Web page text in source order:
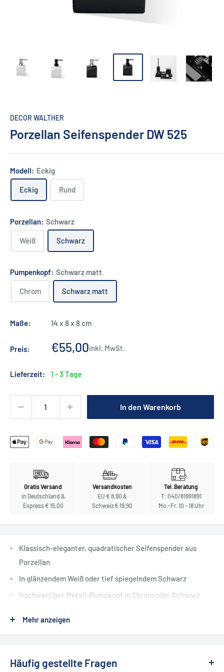
DECOR WALTHER
Porzellan Seifenspender DW 525
Modell: Eckig
Eckig Rund
Porzellan: Schwarz
Weiß Schwarz
Pumpenkopf: Schwarz matt
Chrom Schwarz matt
Maße: 14 x 8 x 8 cm
Preis: Sonderpreis
€55,00inkl. MwSt.
Lieferzeit: 1 - 3 Tage
In den Warenkorb
Gratis Versand
in Deutschland &
Express € 15,00
Versandkosten
EU € 8,90 &
Schweiz € 19,90
Tel. Beratung
T: 040/81991891
Mo.-Fr. 10 - 18 Uhr
Klassisch-eleganter, quadratischer Seifenspender aus
Porzellan
In glänzendem Weiß oder tief spiegelndem Schwarz
Hochwertiger Metall-Pumpkopf in Chrom oder Schwarz
Decor Walther - diskreter Luxus für Ihr
Bad
Seit mehr als vier Jahrzehnten steht Decor Walther für
Mehr anzeigen
Häufig gestellte Fragen